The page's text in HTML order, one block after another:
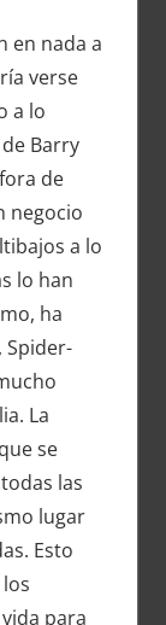
en nada a
verse
a lo
Barry
de
negocio
a lo
lo han
ha
Spider-
La
se
las
lugar
Esto
para